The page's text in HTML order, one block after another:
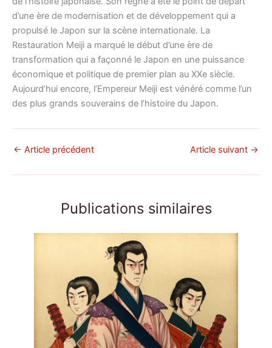
d’une ère de modernisation et de développement qui a
propulsé le Japon sur la scène internationale. La
Restauration Meiji a marqué le début d’une ère de
transformation qui a façonné le Japon en une puissance
économique et politique de premier plan au XXe siècle.
Aujourd’hui encore, l’Empereur Meiji est vénéré comme l’un
des plus grands souverains de l’histoire du Japon.
← Article précédent Article suivant →
Publications similaires